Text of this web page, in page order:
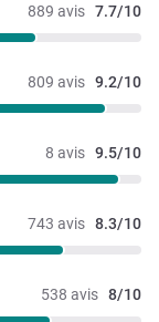
889 avis 7.7/10
809 avis 9.2/10
8 avis 9.5/10
743 avis 8.3/10
538 avis 8/10